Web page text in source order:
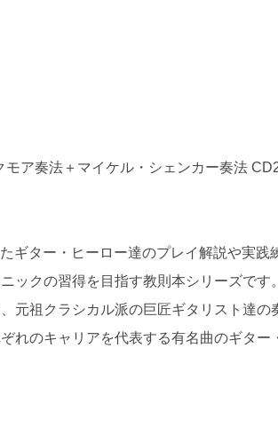
ア奏法＋マイケル・シェンカー奏法
ギター・ヒーロー達のプレイ解説や実践
ックの習得を目指す教則本シリーズです
元祖クラシカル派の巨匠ギタリスト達の
れのキャリアを代表する有名曲のギター